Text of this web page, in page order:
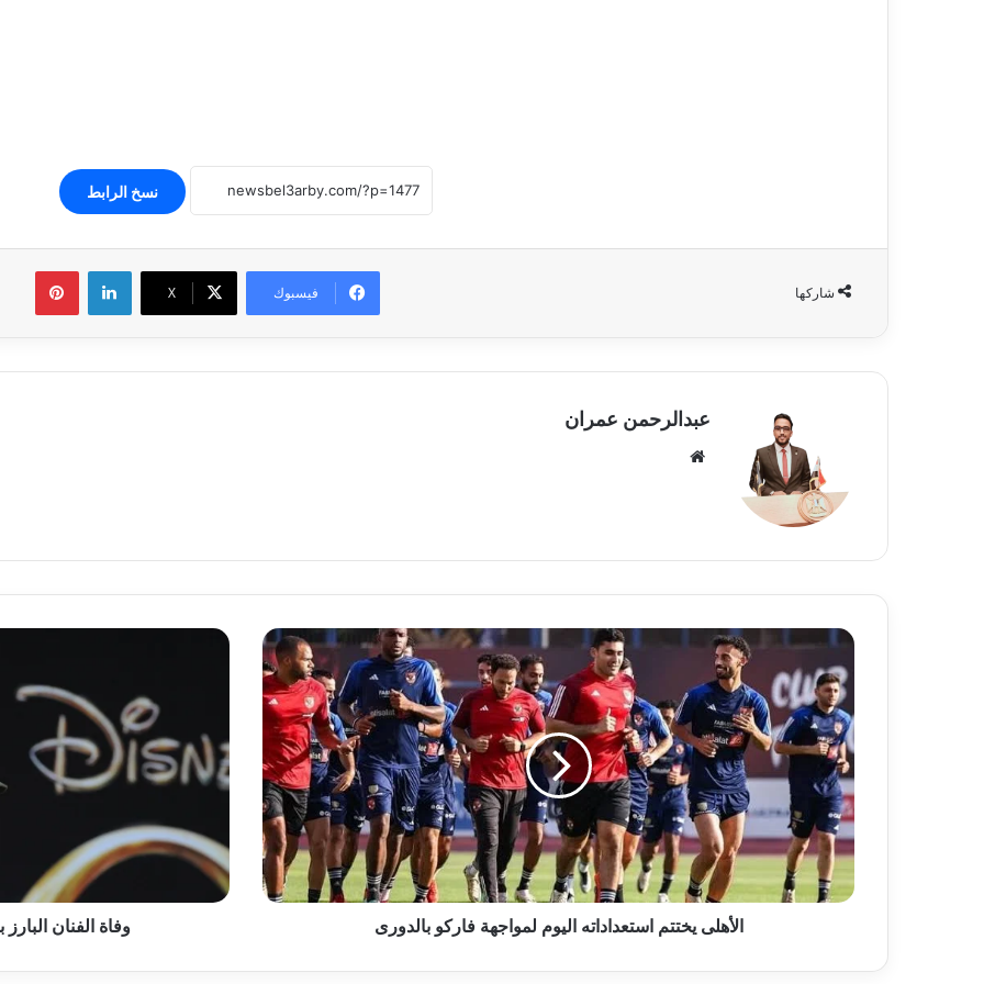
نسخ الرابط
شاركها فيسبوك ‫X
لينكدإن
عبدالرحمن عمران
الأهلى
استعداداته
اليوم
لمواجهة
فاركو
بالدورى
الأهلى يختتم استعداداته اليوم لمواجهة فاركو بالدورى
وفاة
كوبس
عن
عمر
عامًا
وفاة الفنان